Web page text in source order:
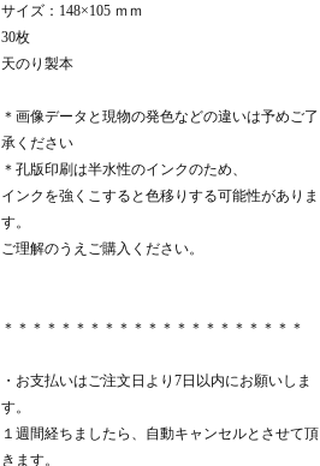
サイズ：148×105 ｍｍ
30枚
天のり製本
＊画像データと現物の発色などの違いは予めご了
承ください
＊孔版印刷は半水性のインクのため、
インクを強くこすると色移りする可能性がありま
す。
ご理解のうえご購入ください。
＊＊＊＊＊＊＊＊＊＊＊＊＊＊＊＊＊＊＊＊＊
・お支払いはご注文日より7日以内にお願いしま
す。
１週間経ちましたら、自動キャンセルとさせて頂
きます。